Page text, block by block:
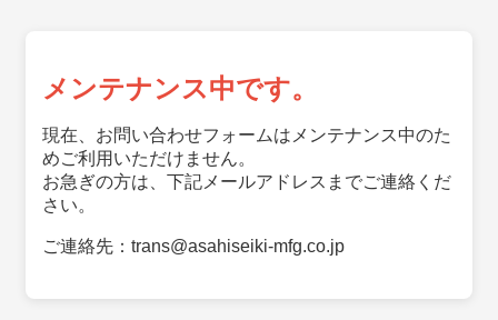
メンテナンス中です。
現在、お問い合わせフォームはメンテナンス中のた
めご利用いただけません。
お急ぎの方は、下記メールアドレスまでご連絡くだ
さい。
ご連絡先：trans@asahiseiki-mfg.co.jp